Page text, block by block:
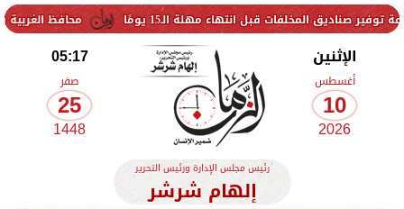
محافظ الغربية يتفقد حزمة قبل انتهاء مهلة الـ15 يومًا
الإثنين
أغسطس
10
2026
05:17
صفر
25
1448
رئيس مجلس الإدارة ورئيس التحرير
إلهام شرشر